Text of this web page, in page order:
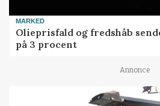
MARKED
Olieprisfald og fredshåb
på 3 procent
Annonce